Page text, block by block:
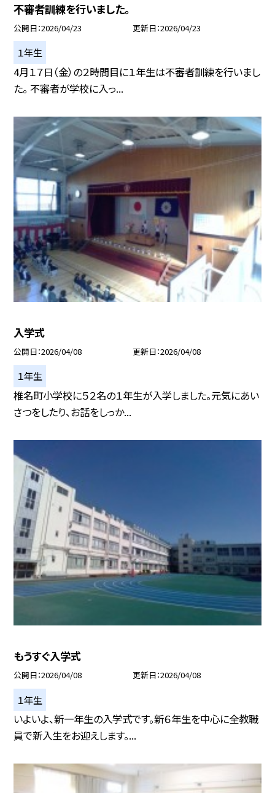
不審者訓練を行いました。
公開日 2026/04/23 更新日 2026/04/23
１年生
4月１７日（金）の２時間目に１年生は不審者訓練を行いまし
た。 不審者が学校に入っ...
入学式
公開日 2026/04/08 更新日 2026/04/08
１年生
椎名町小学校に５２名の１年生が入学しました。元気にあい
さつをしたり、お話をしっか...
もうすぐ入学式
公開日 2026/04/08 更新日 2026/04/08
１年生
いよいよ、新一年生の入学式です。新６年生を中心に全教職
員で新入生をお迎えします。...